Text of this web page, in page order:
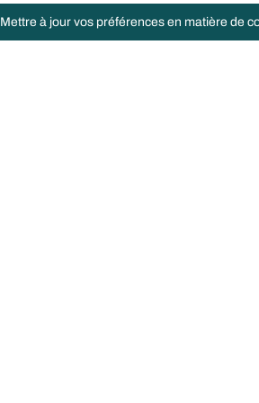
Mettre à jour vos préférences en matière de